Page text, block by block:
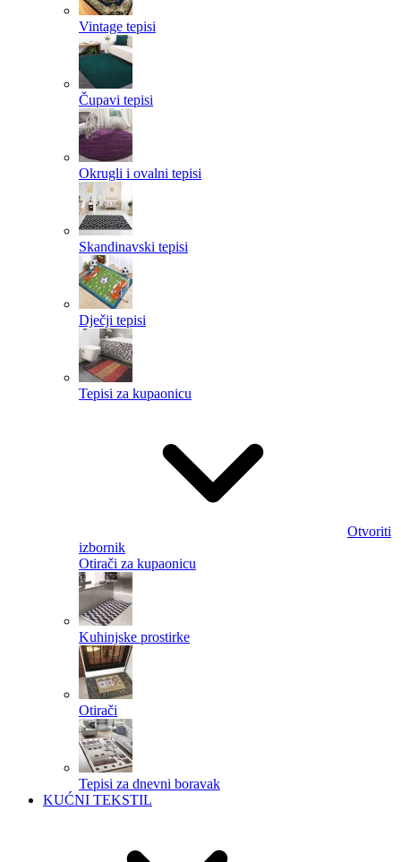
Vintage tepisi
Čupavi tepisi
Okrugli i ovalni tepisi
Skandinavski tepisi
Dječji tepisi
Tepisi za kupaonicu
Otvoriti
izbornik
Otirači za kupaonicu
Kuhinjske prostirke
Otirači
Tepisi za dnevni boravak
KUĆNI TEKSTIL